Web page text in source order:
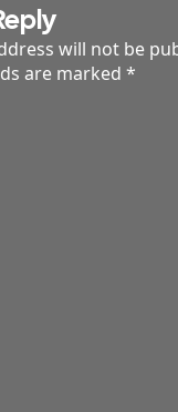
will not be
are marked *